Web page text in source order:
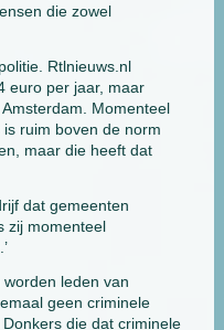
die zowel
Rtlnieuws.nl
euro per jaar, maar
Momenteel
ruim boven de norm
maar die heeft dat
dat gemeenten
zij momenteel
worden leden van
geen criminele
die dat criminele